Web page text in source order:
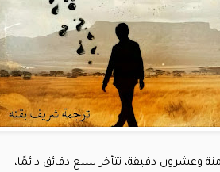
وعشرون دقيقة، تتأخر سبع دقائق دائمًا،